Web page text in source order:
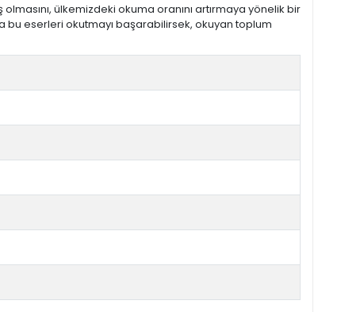
ülkemizdeki okuma oranını artırmaya yönelik bir
bu eserleri okutmayı başarabilirsek, okuyan toplum